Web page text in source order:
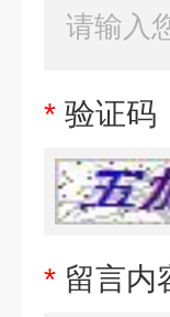
* 验证码
* 留言内